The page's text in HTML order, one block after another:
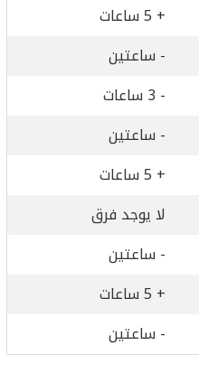
+ 5 ساعات
- ساعتين
- 3 ساعات
- ساعتين
+ 5 ساعات
لا يوجد فرق
- ساعتين
+ 5 ساعات
- ساعتين